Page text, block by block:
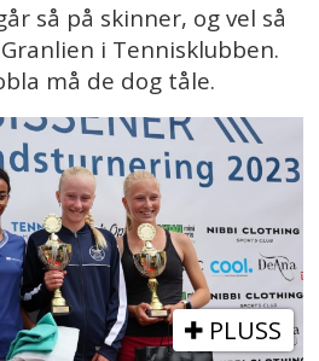
så på skinner, og vel så
i Tennisklubben.
må de dog tåle.
PLUSS